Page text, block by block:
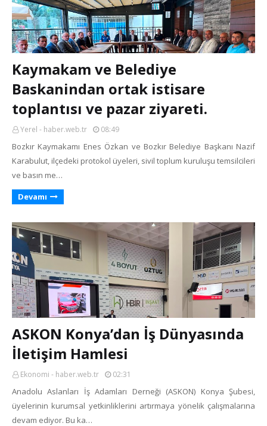
Kaymakam ve Belediye
Baskanindan ortak istisare
toplantısı ve pazar ziyareti.
Yerel - haber.web.tr 08:49
Bozkır Kaymakamı Enes Özkan ve Bozkır Belediye Başkanı Nazif
Karabulut, ilçedeki protokol üyeleri, sivil toplum kuruluşu temsilcileri
ve basın me…
Devamı
ASKON Konya’dan İş Dünyasında
İletişim Hamlesi
Ekonomi - haber.web.tr 02:31
Anadolu Aslanları İş Adamları Derneği (ASKON) Konya Şubesi,
üyelerinin kurumsal yetkinliklerini artırmaya yönelik çalışmalarına
devam ediyor. Bu ka…